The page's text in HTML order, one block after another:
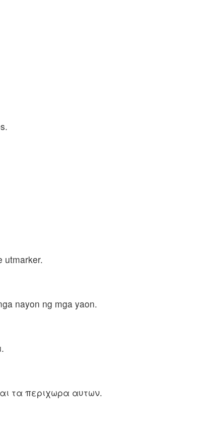
utmarker.
nayon ng mga yaon.
τα περιχωρα αυτων.